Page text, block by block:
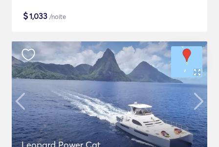
$1,033 /noite